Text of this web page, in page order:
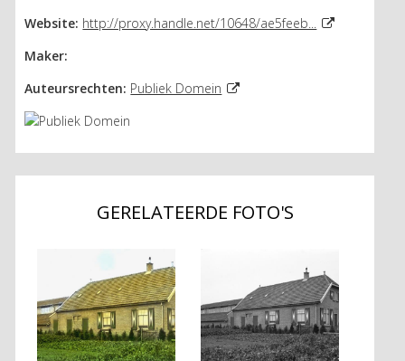
Website: http://proxy.handle.net/10648/ae5feeb...
Maker:
Auteursrechten: Publiek Domein
GERELATEERDE FOTO'S